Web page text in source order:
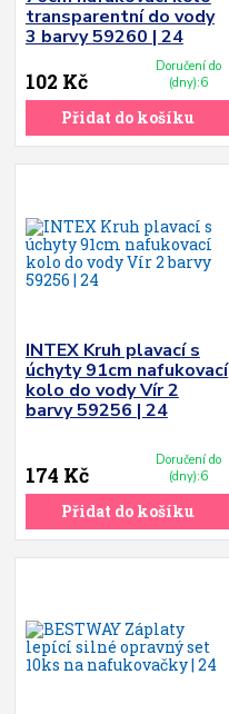
transparentní do vody
3 barvy 59260 | 24
102 Kč
Doručení do
(dny):6
Přidat do košíku
INTEX Kruh plavací s
úchyty 91cm nafukovací
kolo do vody Vír 2
barvy 59256 | 24
174 Kč
Doručení do
(dny):6
Přidat do košíku